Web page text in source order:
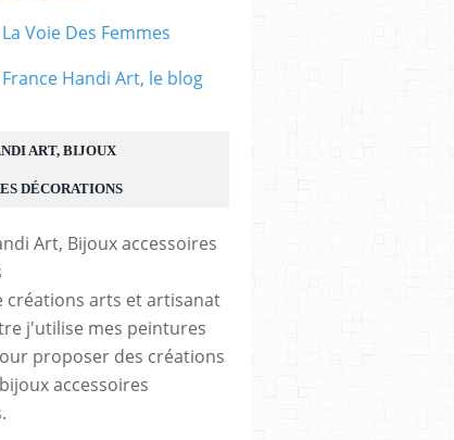
ART, BIJOUX
DÉCORATIONS
créations arts et artisanat
j'utilise mes peintures
proposer des créations
accessoires
Voie Des Femmes
Handi Art, le blog